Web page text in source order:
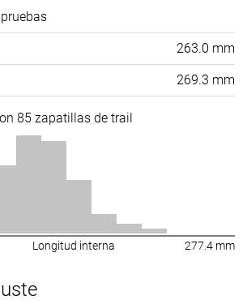
263.0 mm
269.3 mm
85 zapatillas de trail
Longitud interna 277.4 mm